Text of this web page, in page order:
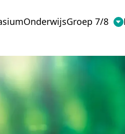
OnderwijsGroep 7/8